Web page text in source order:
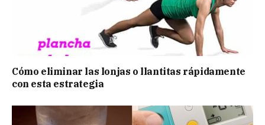
Cómo eliminar las lonjas o llantitas rápidamente
con esta estrategia